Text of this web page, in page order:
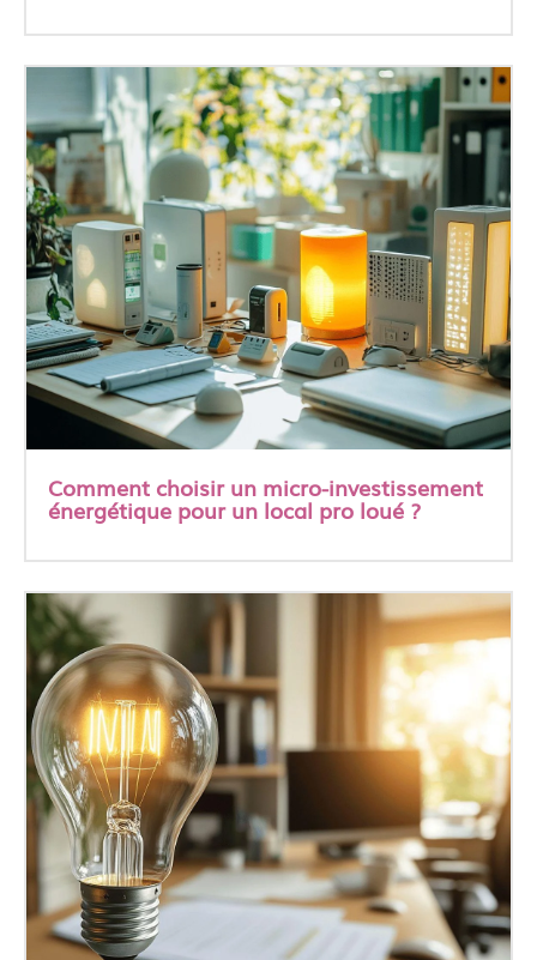
Comment choisir un micro-investissement
énergétique pour un local pro loué ?